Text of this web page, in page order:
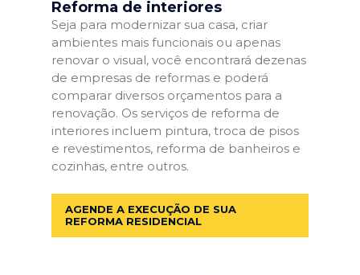
Reforma de interiores
Seja para modernizar sua casa, criar
ambientes mais funcionais ou apenas
renovar o visual, você encontrará dezenas
de empresas de reformas e poderá
comparar diversos orçamentos para a
renovação. Os serviços de reforma de
interiores incluem pintura, troca de pisos
e revestimentos, reforma de banheiros e
cozinhas, entre outros.
AGENDE A EXECUÇÃO DE SUA
REFORMA RESIDENCIAL